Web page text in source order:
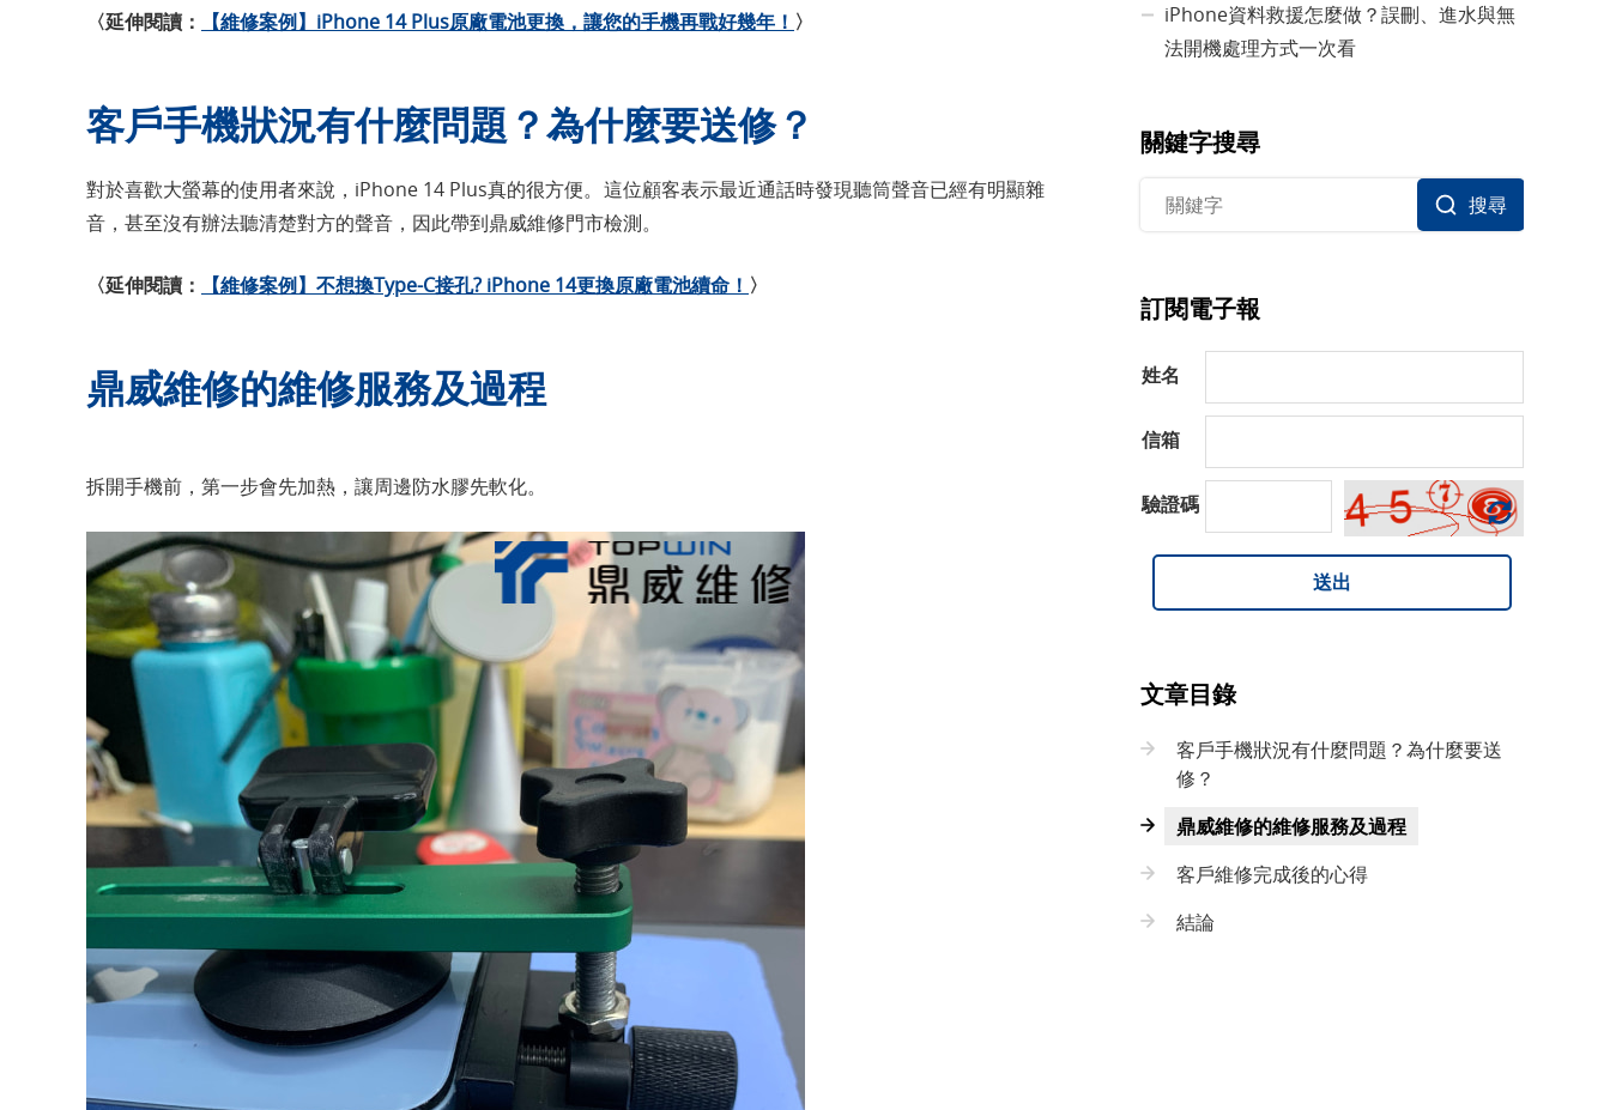
〈延伸閱讀： 【維修案例】iPhone 14 Plus原廠電池更換，讓您的手機再戰好幾年！ 〉
客戶手機狀況有什麼問題？為什麼要送修？
對於喜歡大螢幕的使用者來說，iPhone 14 Plus真的很方便。這位顧客表示最近通話時發現聽筒聲音已經有明顯雜
音，甚至沒有辦法聽清楚對方的聲音，因此帶到鼎威維修門市檢測。
〈延伸閱讀： 【維修案例】不想換Type-C接孔? iPhone 14更換原廠電池續命！ 〉
鼎威維修的維修服務及過程
拆開手機前，第一步會先加熱，讓周邊防水膠先軟化。
iPhone資料救援怎麼做？誤刪、進水與無
法開機處理方式一次看
關鍵字搜尋
搜尋
訂閱電子報
姓名
信箱
驗證碼
送出
文章目錄
客戶手機狀況有什麼問題？為什麼要送
修？
鼎威維修的維修服務及過程
客戶維修完成後的心得
結論